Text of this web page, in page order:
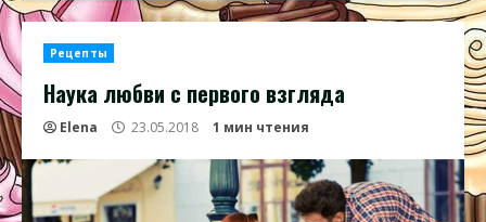
Рецепты
Наука любви с первого взгляда
Elena 23.05.2018 1 мин чтения